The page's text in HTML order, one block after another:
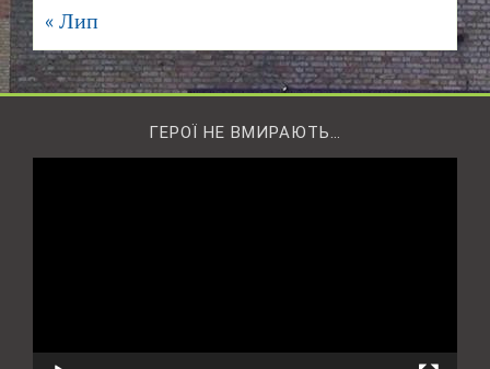
« Лип
ГЕРОЇ НЕ ВМИРАЮТЬ…